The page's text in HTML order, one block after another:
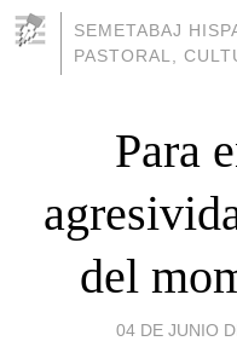
SEMETABAJ
PASTORAL,
Para
del
04 DE JUNIO